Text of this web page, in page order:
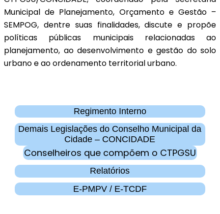
Municipal de Planejamento, Orçamento e Gestão –
SEMPOG, dentre suas finalidades, discute e propõe
políticas públicas municipais relacionadas ao
planejamento, ao desenvolvimento e gestão do solo
urbano e ao ordenamento territorial urbano.
Regimento Interno
Demais Legislações do Conselho Municipal da
Cidade – CONCIDADE
Conselheiros que compõem o CTPGSU
Relatórios
E-PMPV / E-TCDF